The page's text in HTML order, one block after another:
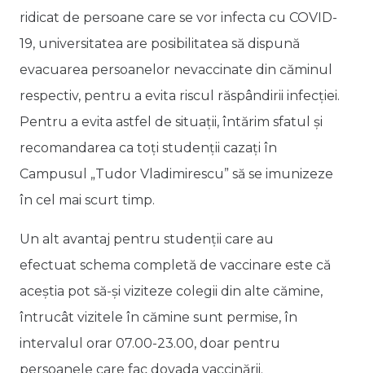
ridicat de persoane care se vor infecta cu COVID-
19, universitatea are posibilitatea să dispună
evacuarea persoanelor nevaccinate din căminul
respectiv, pentru a evita riscul răspândirii infecției.
Pentru a evita astfel de situații, întărim sfatul și
recomandarea ca toți studenții cazați în
Campusul „Tudor Vladimirescu” să se imunizeze
în cel mai scurt timp.
Un alt avantaj pentru studenții care au
efectuat schema completă de vaccinare este că
aceștia pot să-și viziteze colegii din alte cămine,
întrucât vizitele în cămine sunt permise, în
intervalul orar 07.00-23.00, doar pentru
persoanele care fac dovada vaccinării.